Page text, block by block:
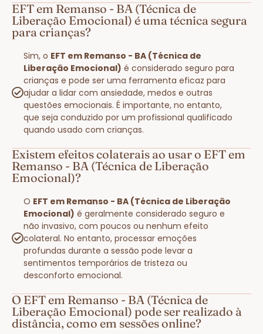
EFT em Remanso - BA (Técnica de
Liberação Emocional) é uma técnica segura
para crianças?
Sim, o EFT em Remanso - BA (Técnica de
Liberação Emocional) é considerado seguro para
crianças e pode ser uma ferramenta eficaz para
ajudar a lidar com ansiedade, medos e outras
questões emocionais. É importante, no entanto,
que seja conduzido por um profissional qualificado
quando usado com crianças.
Existem efeitos colaterais ao usar o EFT em
Remanso - BA (Técnica de Liberação
Emocional)?
O EFT em Remanso - BA (Técnica de Liberação
Emocional) é geralmente considerado seguro e
não invasivo, com poucos ou nenhum efeito
colateral. No entanto, processar emoções
profundas durante a sessão pode levar a
sentimentos temporários de tristeza ou
desconforto emocional.
O EFT em Remanso - BA (Técnica de
Liberação Emocional) pode ser realizado à
distância, como em sessões online?